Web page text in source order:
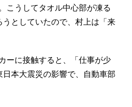
こうしてタオル中心部が凍る
うとしていたので、村上は「来
ーに接触すると、「仕事が少
本大震災の影響で、自動車部